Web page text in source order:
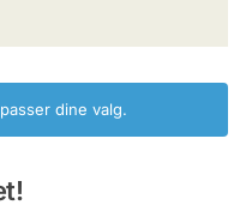
dine valg.